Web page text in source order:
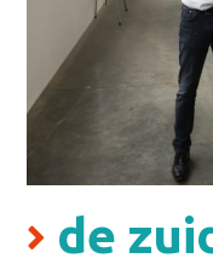
de